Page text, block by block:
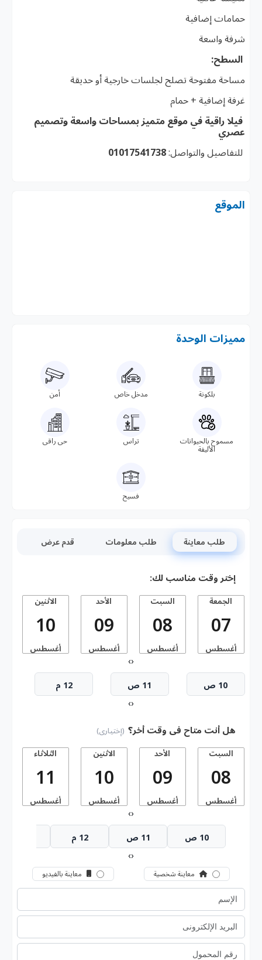
حمامات إضافية
شرفة واسعة
السطح:
مساحة مفتوحة تصلح لجلسات خارجية أو حديقة
غرفة إضافية + حمام
فيلا راقية في موقع متميز بمساحات واسعة وتصميم
عصري
للتفاصيل والتواصل:01017541738
الموقع
مميزات الوحدة
بلكونة مدخل خاص أمن
مسموح بالحيوانات
الأليفة
تراس حى راقى
فسيح
طلب معاينة طلب معلومات قدم عرض
إختر وقت مناسب لك:
الجمعة
07
أغسطس
السبت
08
أغسطس
الأحد
09
أغسطس
الاثنين
10
أغسطس
‹
›
10 ص 11 ص 12 م
‹
›
هل أنت متاح فى وقت أخر؟ (إختيارى)
السبت
08
أغسطس
الأحد
09
أغسطس
الاثنين
10
أغسطس
الثلاثاء
11
أغسطس
‹
›
10 ص 11 ص 12 م
‹
›
معاينة شخصية معاينة بالفيديو